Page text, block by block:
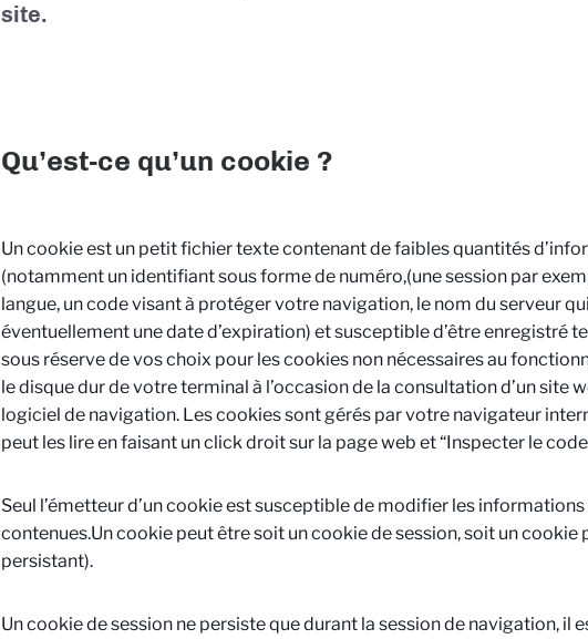
site.
Qu’est-ce qu’un cookie ?
Un cookie est un petit fichier texte contenant de faibles quantités
(notamment un identifiant sous forme de numéro,(une session par
langue, un code visant à protéger votre navigation, le nom du serveur
éventuellement une date d’expiration) et susceptible d’être enregistré
sous réserve de vos choix pour les cookies non nécessaires au
le disque dur de votre terminal à l’occasion de la consultation d’un site
logiciel de navigation. Les cookies sont gérés par votre navigateur
peut les lire en faisant un click droit sur la page web et “Inspecter le
Seul l’émetteur d’un cookie est susceptible de modifier les informations
contenues.Un cookie peut être soit un cookie de session, soit un cookie
persistant).
Un cookie de session ne persiste que durant la session de navigation, il